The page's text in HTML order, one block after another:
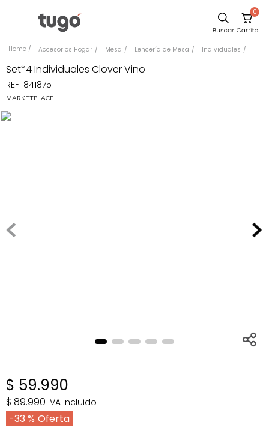
0
Accesorios Hogar Mesa Lencería de Mesa Individuales
Set*4 Individuales Clover Vino
REF: 841875
MARKETPLACE
$ 59.990
$89.990 IVA incluido
33 %
Sillas
Escritorio